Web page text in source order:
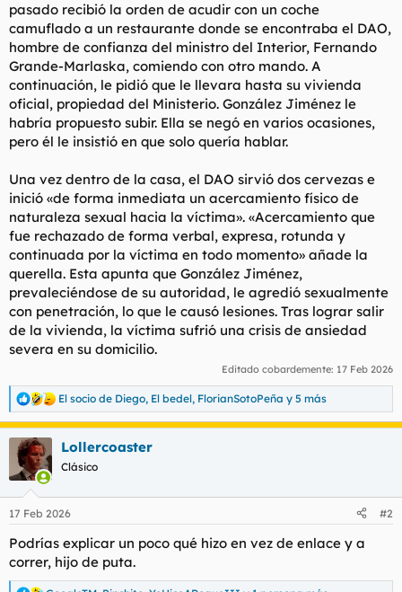
pasado recibió la orden de acudir con un coche
camuflado a un restaurante donde se encontraba el DAO,
hombre de confianza del ministro del Interior, Fernando
Grande-Marlaska, comiendo con otro mando. A
continuación, le pidió que le llevara hasta su vivienda
oficial, propiedad del Ministerio. González Jiménez le
habría propuesto subir. Ella se negó en varios ocasiones,
pero él le insistió en que solo quería hablar.
Una vez dentro de la casa, el DAO sirvió dos cervezas e
inició «de forma inmediata un acercamiento físico de
naturaleza sexual hacia la víctima». «Acercamiento que
fue rechazado de forma verbal, expresa, rotunda y
continuada por la víctima en todo momento» añade la
querella. Esta apunta que González Jiménez,
prevaleciéndose de su autoridad, le agredió sexualmente
con penetración, lo que le causó lesiones. Tras lograr salir
de la vivienda, la víctima sufrió una crisis de ansiedad
severa en su domicilio.
Editado cobardemente: 17 Feb 2026
R
e
c
c
i
e
:
El socio de Diego, El bedel, FlorianSotoPeña y 5 más
Lollercoaster
Clásico
17 Feb 2026 #2
Podrías explicar un poco qué hizo en vez de enlace y a
correr, hijo de puta.